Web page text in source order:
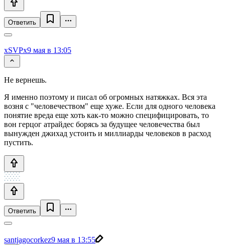
Ответить
xSVPx9 мая в 13:05
Не вернешь.
Я именно поэтому и писал об огромных натяжках. Вся эта
возня с "человечеством" еще хуже. Если для одного человека
понятие вреда еще хоть как-то можно специфицировать, то
вон герцог атрайдес борясь за будущее человечества был
вынужден джихад устоить и миллиарды человеков в расход
пустить.
Ответить
santjagocorkez9 мая в 13:55